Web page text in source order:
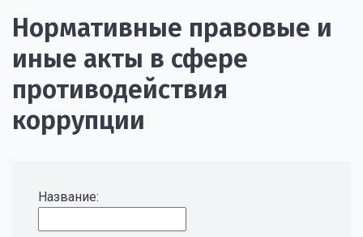
Нормативные правовые и
иные акты в сфере
противодействия
коррупции
Название: